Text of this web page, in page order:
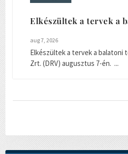
Elkészültek a tervek a
aug 7, 2026
Elkészültek a tervek a balatoni
Zrt. (DRV) augusztus 7-én. ...